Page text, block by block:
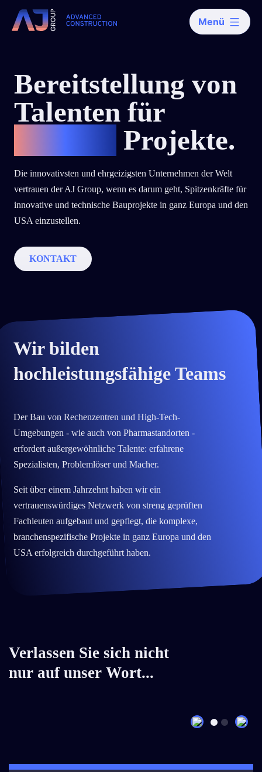
Zum
Inhalt
AJ-
Menü
Bereitstellung von
Talenten für
Projekte.
Die innovativsten und ehrgeizigsten Unternehmen der Welt
vertrauen der AJ Group, wenn es darum geht, Spitzenkräfte für
innovative und technische Bauprojekte in ganz Europa und den
USA einzustellen.
KONTAKT
Wir bilden
hochleistungsfähige Teams
Der Bau von Rechenzentren und High-Tech-
Umgebungen - wie auch von Pharmastandorten -
erfordert außergewöhnliche Talente: erfahrene
Spezialisten, Problemlöser und Macher.
Seit über einem Jahrzehnt haben wir ein
vertrauenswürdiges Netzwerk von streng geprüften
Fachleuten aufgebaut und gepflegt, die komplexe,
branchenspezifische Projekte in ganz Europa und den
USA erfolgreich durchgeführt haben.
Verlassen Sie sich nicht
nur auf unser Wort...